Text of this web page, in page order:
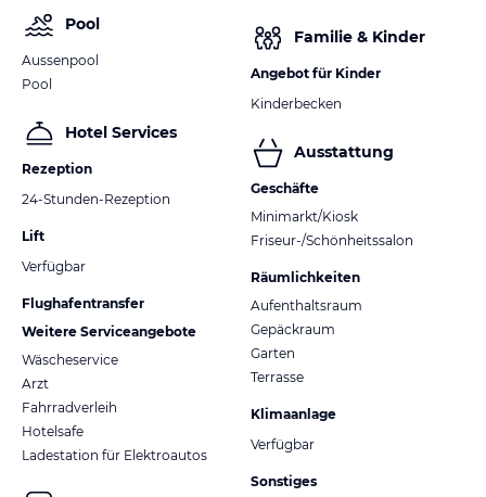
Pool
Aussenpool
Pool
Hotel Services
Rezeption
24-Stunden-Rezeption
Lift
Verfügbar
Flughafentransfer
Weitere Serviceangebote
Wäscheservice
Arzt
Fahrradverleih
Hotelsafe
Ladestation für Elektroautos
Familie & Kinder
Angebot für Kinder
Kinderbecken
Ausstattung
Geschäfte
Minimarkt/Kiosk
Friseur-/Schönheitssalon
Räumlichkeiten
Aufenthaltsraum
Gepäckraum
Garten
Terrasse
Klimaanlage
Verfügbar
Sonstiges